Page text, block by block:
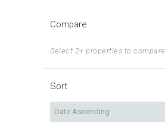
Compare
Select 2+ properties to compare
Sort